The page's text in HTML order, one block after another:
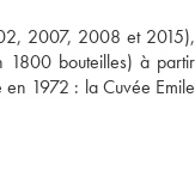
2007, 2008 et 2015),
1800 bouteilles) à partir
1972 : la Cuvée Emile